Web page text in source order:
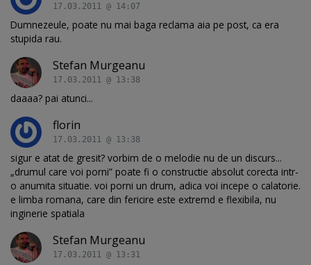
17.03.2011 @ 14:07
Dumnezeule, poate nu mai baga reclama aia pe post, ca era
stupida rau.
Stefan Murgeanu
17.03.2011 @ 13:38
daaaa? pai atunci...
florin
17.03.2011 @ 13:38
sigur e atat de gresit? vorbim de o melodie nu de un discurs...
„drumul care voi porni” poate fi o constructie absolut corecta intr-
o anumita situatie. voi porni un drum, adica voi incepe o calatorie.
e limba romana, care din fericire este extremd e flexibila, nu
inginerie spatiala
Stefan Murgeanu
17.03.2011 @ 13:31